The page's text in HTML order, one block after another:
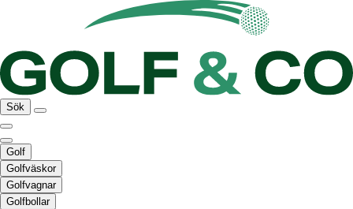
Sök
Golf
Golfväskor
Golfvagnar
Golfbollar